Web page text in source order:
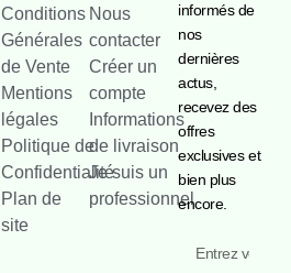
Conditions
Générales
de Vente
Mentions
légales
Politique de
Confidentialité
Plan de
site
Nous
contacter
Créer un
compte
Informations
de livraison
Je suis un
professionnel
informés de
nos
dernières
actus,
recevez des
offres
exclusives et
bien plus
encore.